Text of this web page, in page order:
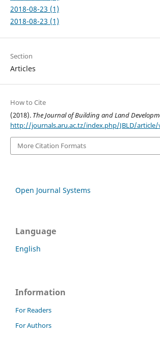
2018-08-23 (1)
2018-08-23 (1)
Section
Articles
How to Cite
(2018). The Journal of Building and Land
http://journals.aru.ac.tz/index.php/JBLD/article/
More Citation Formats
Open Journal Systems
Language
English
Information
For Readers
For Authors